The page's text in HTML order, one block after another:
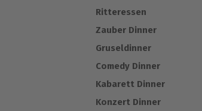
Ritteressen
Zauber Dinner
Gruseldinner
Comedy Dinner
Kabarett Dinner
Konzert Dinner